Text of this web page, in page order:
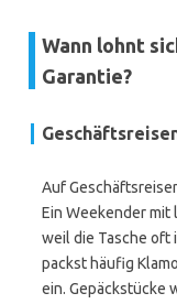
Wann lohnt
Garantie?
Auf
Ein Weekender mit
weil die Tasche oft
packst häufig
ein. Gepäckstücke